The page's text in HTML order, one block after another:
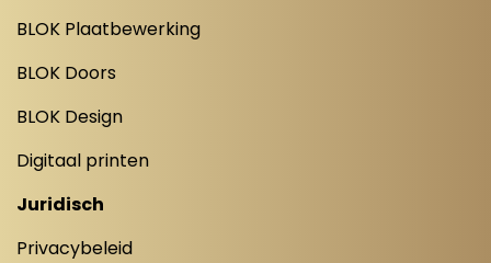
BLOK Plaatbewerking
BLOK Doors
BLOK Design
Digitaal printen
Juridisch
Privacybeleid